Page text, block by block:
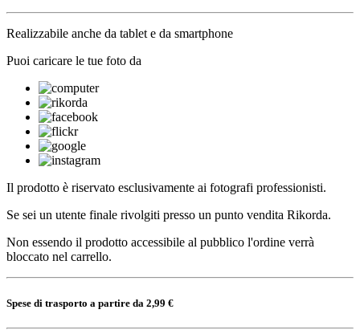
Realizzabile anche da tablet e da smartphone
Puoi caricare le tue foto da
Il prodotto è riservato esclusivamente ai fotografi professionisti.
Se sei un utente finale rivolgiti presso un punto vendita Rikorda.
Non essendo il prodotto accessibile al pubblico l'ordine verrà
bloccato nel carrello.
Spese di trasporto a partire da 2,99 €